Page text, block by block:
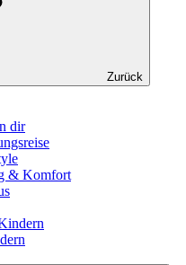
Zurück
dir
& Komfort